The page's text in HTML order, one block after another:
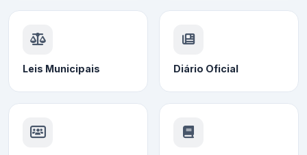
Leis Municipais Diário Oficial